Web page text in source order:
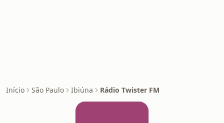
Início São Paulo Ibiúna Rádio Twister FM